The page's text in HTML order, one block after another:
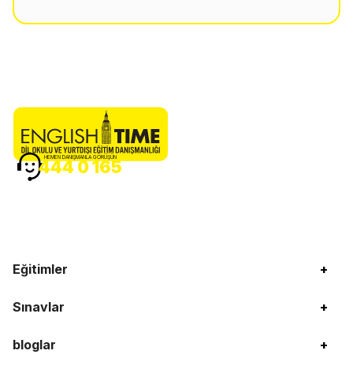
Eğitimler +
Sınavlar +
bloglar +
HEMEN DANIŞMANLA GÖRÜŞÜN
444 0 165